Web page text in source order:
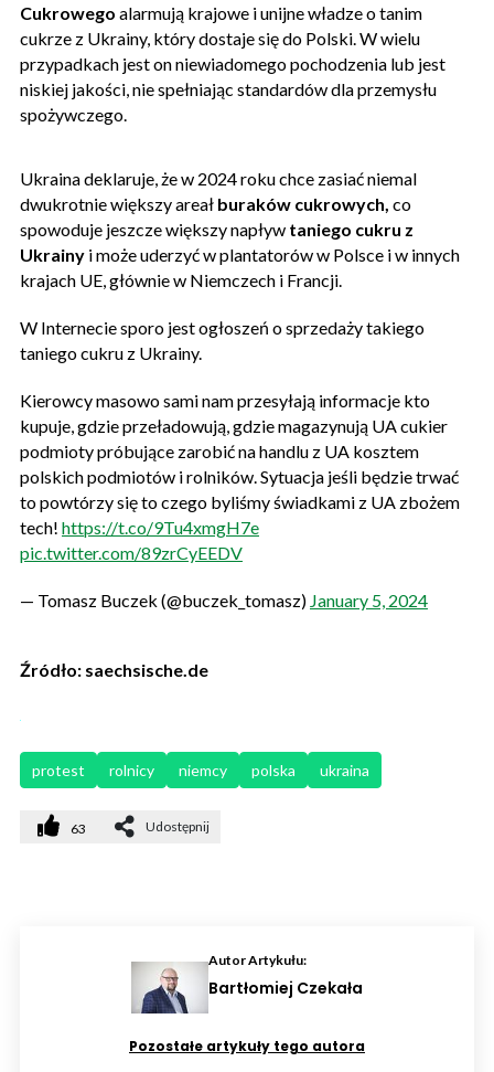
Cukrowego alarmują krajowe i unijne władze o tanim
cukrze z Ukrainy, który dostaje się do Polski. W wielu
przypadkach jest on niewiadomego pochodzenia lub jest
niskiej jakości, nie spełniając standardów dla przemysłu
spożywczego.
Ukraina deklaruje, że w 2024 roku chce zasiać niemal
dwukrotnie większy areał buraków cukrowych, co
spowoduje jeszcze większy napływ taniego cukru z
Ukrainy i może uderzyć w plantatorów w Polsce i w innych
krajach UE, głównie w Niemczech i Francji.
W Internecie sporo jest ogłoszeń o sprzedaży takiego
taniego cukru z Ukrainy.
Kierowcy masowo sami nam przesyłają informacje kto
kupuje, gdzie przeładowują, gdzie magazynują UA cukier
podmioty próbujące zarobić na handlu z UA kosztem
polskich podmiotów i rolników. Sytuacja jeśli będzie trwać
to powtórzy się to czego byliśmy świadkami z UA zbożem
tech! https://t.co/9Tu4xmgH7e
pic.twitter.com/89zrCyEEDV
— Tomasz Buczek (@buczek_tomasz) January 5, 2024
Źródło: saechsische.de
protest rolnicy niemcy polska ukraina
63 Udostępnij
Autor Artykułu:
Bartłomiej Czekała
Pozostałe artykuły tego autora